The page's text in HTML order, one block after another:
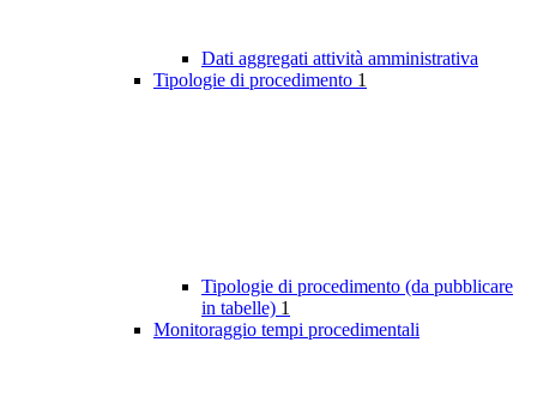
Dati aggregati attività amministrativa
Tipologie di procedimento 1
Tipologie di procedimento (da pubblicare
in tabelle) 1
Monitoraggio tempi procedimentali